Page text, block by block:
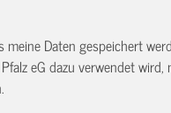
Daten gespeichert
eG dazu verwendet